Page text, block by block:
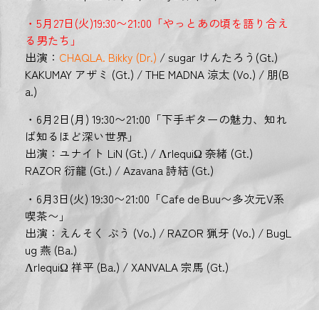
・5月27日(火)19:30〜21:00「やっとあの頃を語り合え
る男たち」
出演： CHAQLA. Bikky (Dr.) / sugar けんたろう(Gt.)
KAKUMAY アザミ (Gt.) / THE MADNA 涼太 (Vo.) / 朋(B
a.)
・6月2日(月) 19:30〜21:00「下手ギターの魅力、知れ
ば知るほど深い世界」
出演：ユナイト LiN (Gt.) / ΛrlequiΩ 奈緒 (Gt.)
RAZOR 衍龍 (Gt.) / Azavana 詩結 (Gt.)
・6月3日(火) 19:30〜21:00「Cafe de Buu〜多次元V系
喫茶〜」
出演：えんそく ぶう (Vo.) / RAZOR 猟牙 (Vo.) / BugL
ug 燕 (Ba.)
ΛrlequiΩ 祥平 (Ba.) / XANVALA 宗馬 (Gt.)